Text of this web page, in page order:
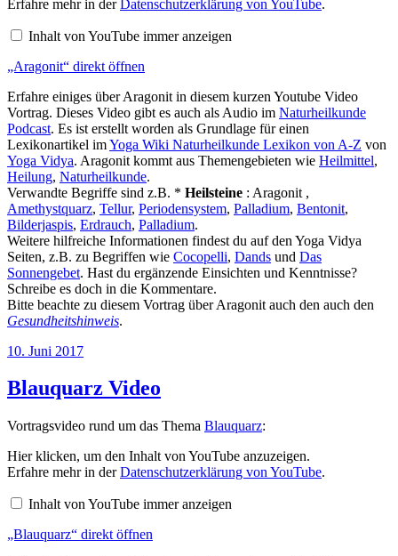
YouTube
Erfahre mehr in der Datenschutzerklärung von YouTube.
Inhalt von YouTube immer anzeigen
„Aragonit“ direkt öffnen
Erfahre einiges über Aragonit in diesem kurzen Youtube Video
Vortrag. Dieses Video gibt es auch als Audio im Naturheilkunde
Podcast. Es ist erstellt worden als Grundlage für einen
Lexikonartikel imYoga Wiki Naturheilkunde Lexikon von A-Z von
Yoga Vidya. Aragonit kommt aus Themengebieten wie Heilmittel,
Heilung, Naturheilkunde.
Verwandte Begriffe sind z.B. * Heilsteine : Aragonit ,
Amethystquarz, Tellur, Periodensystem, Palladium, Bentonit,
Bilderjaspis, Erdrauch, Palladium.
Weitere hilfreiche Informationen findest du auf den Yoga Vidya
Seiten, z.B. zu Begriffen wie Cocopelli, Dands und Das
Sonnengebet. Hast du ergänzende Einsichten und Kenntnisse?
Schreibe es doch in die Kommentare.
Bitte beachte zu diesem Vortrag über Aragonit auch den auch den
Gesundheitshinweis.
Veröffentlicht
10. Juni 2017
Blauquarz Video
Vortragsvideo rund um das Thema Blauquarz:
„Blauquarz“
von
YouTube
anzeigen
Hier klicken, um den Inhalt von YouTube anzuzeigen.
Erfahre mehr in derDatenschutzerklärung von YouTube.
Inhalt von YouTube immer anzeigen
„Blauquarz“ direkt öffnen